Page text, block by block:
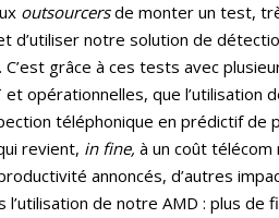
outsourcersde monter un test,
notre solution de
grâce à ces tests avec
opérationnelles, que l’utilisation
téléphonique en prédictif de
revient, in fine, à un coût télécom
annoncés, d’autres
de notre AMD : plus de